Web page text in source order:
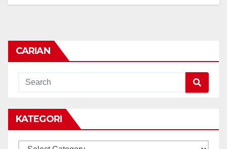
CARIAN
KATEGORI
KATEGORI